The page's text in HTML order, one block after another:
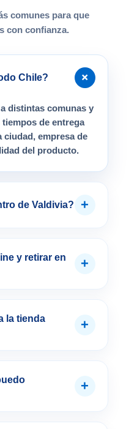
comunes para que
con confianza.
Chile? +
distintas comunas y
de entrega
ciudad, empresa de
del producto.
de Valdivia? +
y retirar en
+
la tienda
+
+